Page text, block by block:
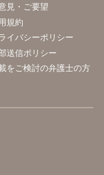
見・ご要望
規約
イバシーポリシー
送信ポリシー
をご検討の弁護士の方